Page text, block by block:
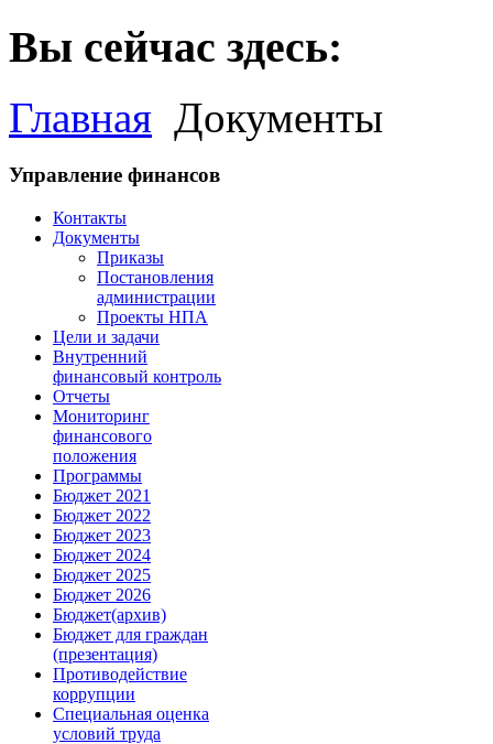
Вы сейчас здесь:
Главная Документы
Управление финансов
Контакты
Документы
Приказы
Постановления
администрации
Проекты НПА
Цели и задачи
Внутренний
финансовый контроль
Отчеты
Мониторинг
финансового
положения
Программы
Бюджет 2021
Бюджет 2022
Бюджет 2023
Бюджет 2024
Бюджет 2025
Бюджет 2026
Бюджет(архив)
Бюджет для граждан
(презентация)
Противодействие
коррупции
Специальная оценка
условий труда